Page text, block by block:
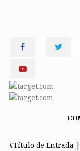
#Título de Entrada